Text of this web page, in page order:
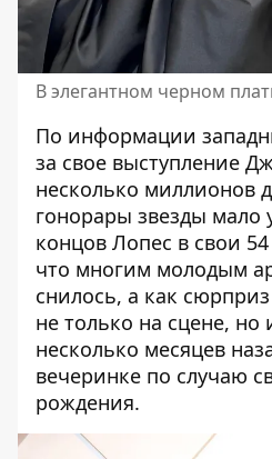
В элегантном черном
По информации
за свое выступление
несколько миллионов
гонорары звезды мало
концов Лопес в свои
что многим молодым
снилось, а как
не только на сцене, но
несколько месяцев
вечеринке по случаю
рождения.